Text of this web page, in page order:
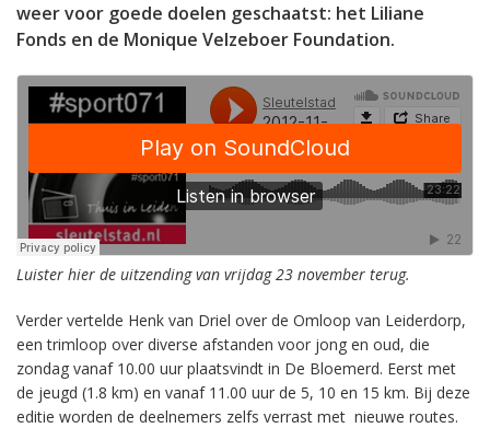
weer voor goede doelen geschaatst: het Liliane
Fonds en de Monique Velzeboer Foundation.
Luister hier de uitzending van vrijdag 23 november terug.
Verder vertelde Henk van Driel over de Omloop van Leiderdorp,
een trimloop over diverse afstanden voor jong en oud, die
zondag vanaf 10.00 uur plaatsvindt in De Bloemerd. Eerst met
de jeugd (1.8 km) en vanaf 11.00 uur de 5, 10 en 15 km. Bij deze
editie worden de deelnemers zelfs verrast met nieuwe routes.